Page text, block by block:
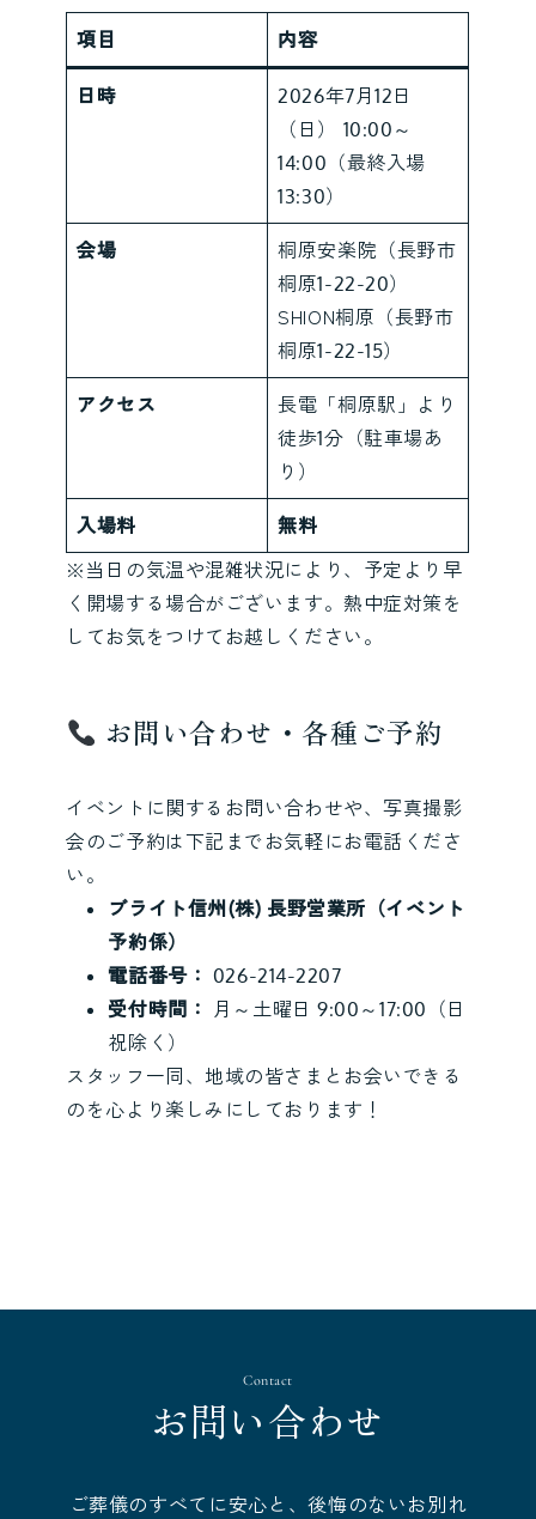
項目 内容
日時
2026年7月12日
（日） 10:00～
14:00（最終入場
13:30）
会場
桐原安楽院（長野市
桐原1-22-20）
SHION桐原（長野市
桐原1-22-15）
アクセス
長電「桐原駅」より
徒歩1分（駐車場あ
り）
入場料
無料
※当日の気温や混雑状況により、予定より早
く開場する場合がございます。熱中症対策を
してお気をつけてお越しください。
お問い合わせ・各種ご予約
イベントに関するお問い合わせや、写真撮影
会のご予約は下記までお気軽にお電話くださ
い。
ブライト信州(株) 長野営業所（イベント
予約係）
電話番号： 026-214-2207
受付時間：
月～土曜日 9:00～17:00（日
祝除く）
スタッフ一同、地域の皆さまとお会いできる
のを心より楽しみにしております！
Contact
お問い合わせ
ご葬儀のすべてに安心と、後悔のないお別れ